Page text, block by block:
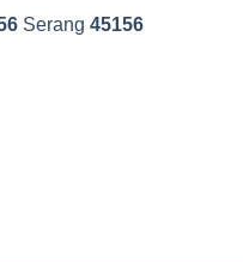
Serang 45156